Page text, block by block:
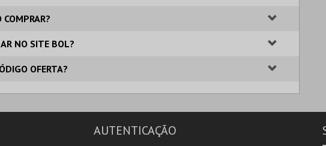
NO SITE BOL?
OFERTA?
AUTENTICAÇÃO